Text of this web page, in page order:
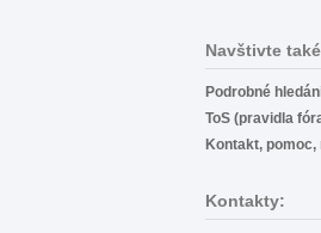
Navštivte
Podrobné
ToS (pravidla
Kontakt,
Kontakty: